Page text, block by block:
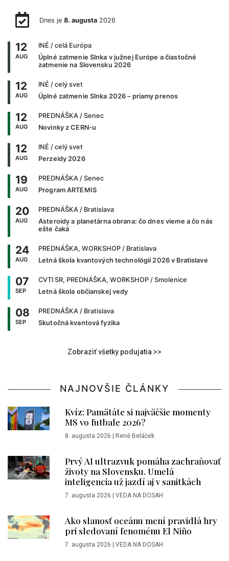
Dnes je 8. augusta2026
12
AUG
INÉ / celá Európa
Úplné zatmenie Slnka v južnej Európe a čiastočné
zatmenie na Slovensku 2026
12
AUG
INÉ / celý svet
Úplné zatmenie Slnka 2026 – priamy prenos
12
AUG
PREDNÁŠKA / Senec
Novinky z CERN-u
12
AUG
INÉ / celý svet
Perzeidy 2026
19
AUG
PREDNÁŠKA / Senec
Program ARTEMIS
20
AUG
PREDNÁŠKA / Bratislava
Asteroidy a planetárna obrana: čo dnes vieme a čo nás
ešte čaká
24
AUG
PREDNÁŠKA, WORKSHOP / Bratislava
Letná škola kvantových technológií 2026 v Bratislave
07
SEP
CVTI SR, PREDNÁŠKA, WORKSHOP / Smolenice
Letná škola občianskej vedy
08
SEP
PREDNÁŠKA / Bratislava
Skutočná kvantová fyzika
Zobraziť všetky podujatia >>
NAJNOVŠIE ČLÁNKY
Kvíz: Pamätáte si najväčšie momenty
MS vo futbale 2026?
8. augusta 2026 René Beláček
Prvý AI ultrazvuk pomáha zachraňovať
životy na Slovensku. Umelá
inteligencia už jazdí aj v sanitkách
7. augusta 2026 VEDA NA DOSAH
Ako slanosť oceánu mení pravidlá hry
pri sledovaní fenoménu El Niño
7. augusta 2026 VEDA NA DOSAH